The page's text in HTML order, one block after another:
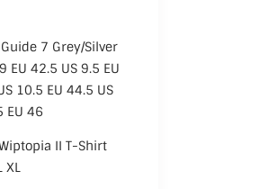
7 Grey/Silver
EU 42.5 US 9.5 EU
10.5 EU 44.5 US
EU 46
II T-Shirt
XL